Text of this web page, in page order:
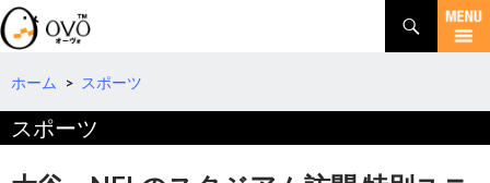
検
索
コ
テ
へ
ホーム > スポーツ
スポーツ